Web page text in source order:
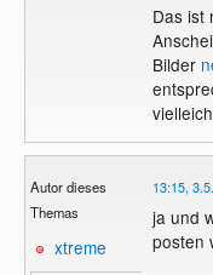
Das ist
Bilder
Autor dieses
Themas
xtreme
13:15,
ja und
posten